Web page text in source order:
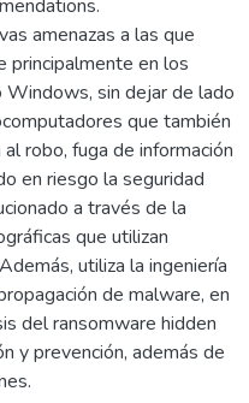
amenazas a las que
principalmente en los
sin dejar de lado
que también
robo, fuga de información
en riesgo la seguridad
a través de la
que utilizan
utiliza la ingeniería
de malware, en
del ransomware hidden
y prevención, además de